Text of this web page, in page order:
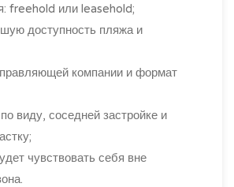
freehold или leasehold;
доступность пляжа и
компании и формат
виду, соседней застройке и
чувствовать себя вне